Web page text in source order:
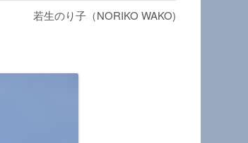
若生のり子（NORIKO WAKO)